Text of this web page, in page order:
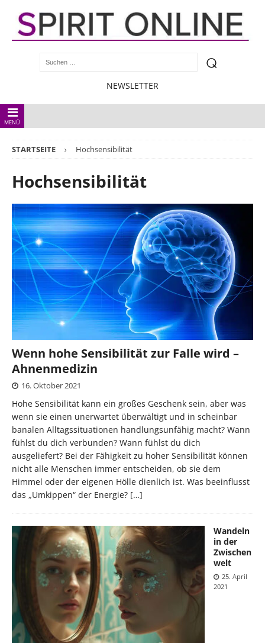
NEWSLETTER
MENÜ
STARTSEITE Hochsensibilität
Hochsensibilität
Wenn hohe Sensibilität zur Falle wird –
Ahnenmedizin
16. Oktober 2021
Hohe Sensibilität kann ein großes Geschenk sein, aber was
wenn sie einen unerwartet überwältigt und in scheinbar
banalen Alltagssituationen handlungsunfähig macht? Wann
fühlst du dich verbunden? Wann fühlst du dich
ausgeliefert? Bei der Fähigkeit zu hoher Sensibilität können
nicht alle Menschen immer entscheiden, ob sie dem
Himmel oder der eigenen Hölle dienlich ist. Was beeinflusst
das „Umkippen“ der Energie? […]
Wandeln
in der
Zwischen
welt
25. April
2021